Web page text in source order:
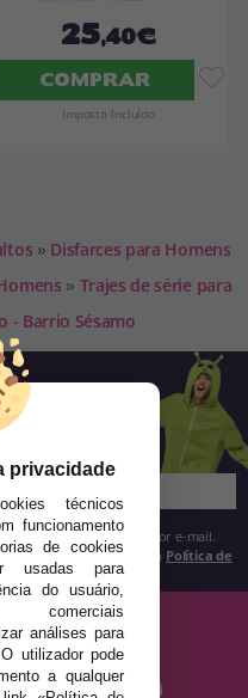
25,40€
COMPRAR
Imposto Incluído
» Disfarces para Homens
» Trajes de série para
- Barrio Sésamo
de
e tendências por e-mail.
conforme estipulado na Política de
privacidade
técnicos
funcionamento
de cookies
usadas para
do usuário,
comerciais
análises para
utilizador pode
a qualquer